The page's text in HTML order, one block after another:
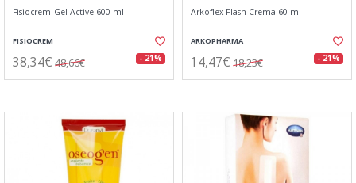
Fisiocrem Gel Active 600 ml
FISIOCREM
38,34€ 48,66€ - 21%
Arkoflex Flash Crema 60 ml
ARKOPHARMA
14,47€ 18,23€ - 21%